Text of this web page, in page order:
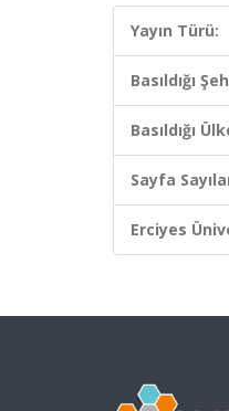
Yayın Türü:
Basıldığı
Basıldığı
Sayfa
Erciyes